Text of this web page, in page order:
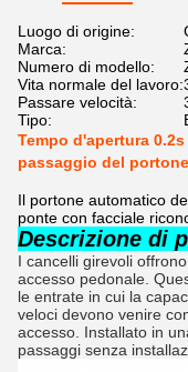
Luogo di origine:
Marca:
Numero di modello:
Vita normale del lavoro:
Passare velocità:
Tipo:
Tempo d'apertura
passaggio del
Il portone automatico
ponte con facciale
Descrizione di
I cancelli girevoli
accesso pedonale.
le entrate in cui la
veloci devono venire
accesso. Installato in
passaggi senza